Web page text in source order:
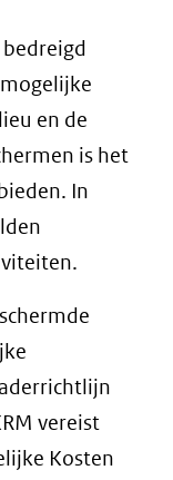
en de
is het
In
vereist
Kosten